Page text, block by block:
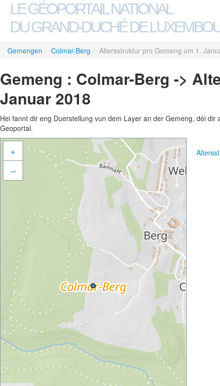
LE GÉOPORTAIL NATIONAL
DU GRAND-DUCHÉ DE
Gemengen / Colmar-Berg / Altersstruktur pro Gemeng um 1.
Gemeng : Colmar-Berg ->
Januar 2018
Hei fannt dir eng Duerstellung vun dem Layer an der Gemeng, déi
Geoportal.
+
–